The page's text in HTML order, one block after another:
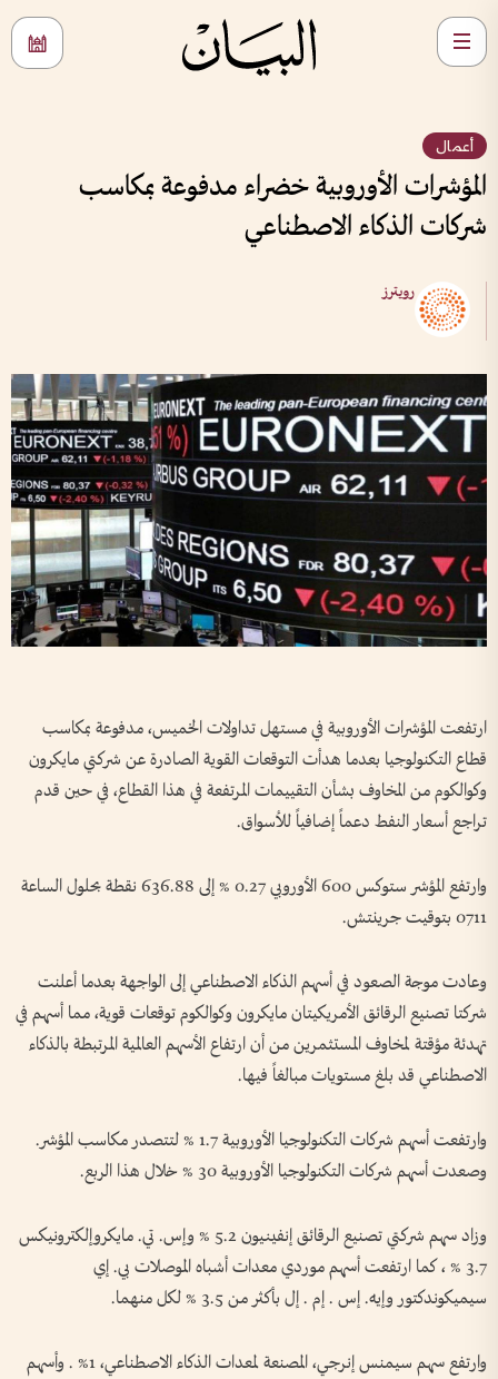
أعمال
المؤشرات الأوروبية خضراء مدفوعة بمكاسب
شركات الذكاء الاصطناعي
رويترز
ارتفعت المؤشرات الأوروبية في مستهل تداولات ​الخميس، مدفوعة بمكاسب
قطاع التكنولوجيا بعدما ‌هدأت ​التوقعات القوية الصادرة عن شركتي مايكرون
وكوالكوم من المخاوف بشأن التقييمات المرتفعة في هذا القطاع، في حين قدم
تراجع أسعار النفط دعماً إضافياً للأسواق.
وارتفع المؤشر ستوكس 600 الأوروبي 0.27 % إلى 636.88 نقطة بحلول الساعة
0711 بتوقيت جرينتش.
وعادت موجة الصعود في أسهم الذكاء الاصطناعي إلى الواجهة بعدما أعلنت
شركتا تصنيع الرقائق الأمريكيتان ‌مايكرون وكوالكوم توقعات قوية، مما أسهم في
تهدئة مؤقتة لمخاوف المستثمرين من أن ارتفاع الأسهم العالمية ‌المرتبطة بالذكاء
الاصطناعي قد بلغ مستويات ‌مبالغاً فيها.
وارتفعت أسهم شركات التكنولوجيا الأوروبية 1.7 % لتتصدر مكاسب المؤشر.
وصعدت ‌أسهم شركات التكنولوجيا الأوروبية 30 % خلال هذا الربع.
وزاد سهم شركتي ​تصنيع الرقائق ‌إنفينيون 5.2 ​% وإس. تي. مايكروإلكترونيكس
3.7 ⁠% ، كما ارتفعت أسهم موردي معدات أشباه الموصلات بي. إي
سيميكوندكتور وإيه. إس . إم . إل بأكثر من 3.5 % لكل ​منهما.
وارتفع ⁠سهم سيمنس ⁠إنرجي، المصنعة لمعدات الذكاء الاصطناعي، 1% . وأسهم